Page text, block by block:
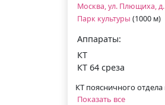
Москва, ул. Плющиха,
Парк культуры (1000 м)
Аппараты:
КТ
КТ 64 среза
КТ поясничного
Показать все